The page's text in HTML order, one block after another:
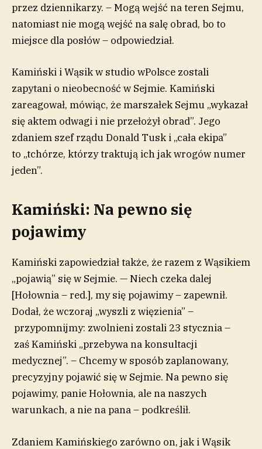
przez dziennikarzy. – Mogą wejść na teren Sejmu,
natomiast nie mogą wejść na salę obrad, bo to
miejsce dla posłów – odpowiedział.
Kamiński i Wąsik w studio wPolsce zostali
zapytani o nieobecność w Sejmie. Kamiński
zareagował, mówiąc, że marszałek Sejmu „wykazał
się aktem odwagi i nie przełożył obrad”. Jego
zdaniem szef rządu Donald Tusk i „cała ekipa”
to „tchórze, którzy traktują ich jak wrogów numer
jeden”.
Kamiński: Na pewno się
pojawimy
Kamiński zapowiedział także, że razem z Wąsikiem
„pojawią” się w Sejmie. — Niech czeka dalej
[Hołownia – red.], my się pojawimy – zapewnił.
Dodał, że wczoraj „wyszli z więzienia” –
przypomnijmy: zwolnieni zostali 23 stycznia –
zaś Kamiński „przebywa na konsultacji
medycznej”. – Chcemy w sposób zaplanowany,
precyzyjny pojawić się w Sejmie. Na pewno się
pojawimy, panie Hołownia, ale na naszych
warunkach, a nie na pana – podkreślił.
Zdaniem Kamińskiego zarówno on, jak i Wąsik